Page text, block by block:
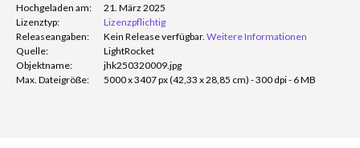
Hochgeladen am:
21. März 2025
Lizenztyp:
Lizenzpflichtig
Releaseangaben:
Kein Release verfügbar. Weitere Informationen
Quelle:
LightRocket
Objektname:
jhk250320009.jpg
Max. Dateigröße:
5000 x 3407 px (42,33 x 28,85 cm) - 300 dpi - 6 MB